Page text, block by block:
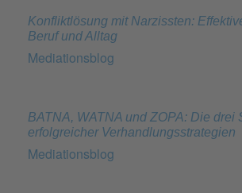
Konfliktlösung mit Narzissten:
Beruf und Alltag
Mediationsblog
BATNA, WATNA und ZOPA: Die drei
erfolgreicher Verhandlungsstrategien
Mediationsblog